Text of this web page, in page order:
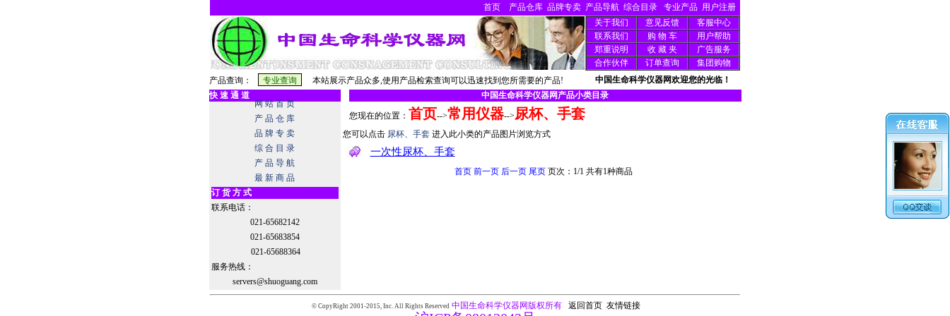
首页 产品仓库 品牌专卖 产品导航 综合目录 专业产品 用户注册
关于我们
意见反馈
客服中心
联系我们
购 物 车
用户帮助
郑重说明
收 藏 夹
广告服务
合作伙伴
订单查询
集团购物
产品查询：
本站展示产品众多,使用产品检索查询可以迅速找到您所需要的产品!
中国生命科学仪器网欢迎您的光临！
快 速 通 道
网 站 首 页
产 品 仓 库
品 牌 专 卖
综 合 目 录
产 品 导 航
最 新 商 品
订 货 方 式
联系电话：
021-65682142
021-65683854
021-65688364
服务热线：
servers@shuoguang.com
中国生命科学仪器网产品小类目录
您现在的位置： 首页-->常用仪器--> 尿杯、手套
您可以点击 尿杯、手套 进入此小类的产品图片浏览方式
一次性尿杯、手套
首页 前一页 后一页 尾页 页次：1/1 共有1种商品
© CopyRight 2001-2015, Inc. All Rights Reserved 中国生命科学仪器网版权所有 返回首页 友情链接